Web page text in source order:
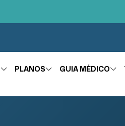
PLANOS GUIA MÉDICO